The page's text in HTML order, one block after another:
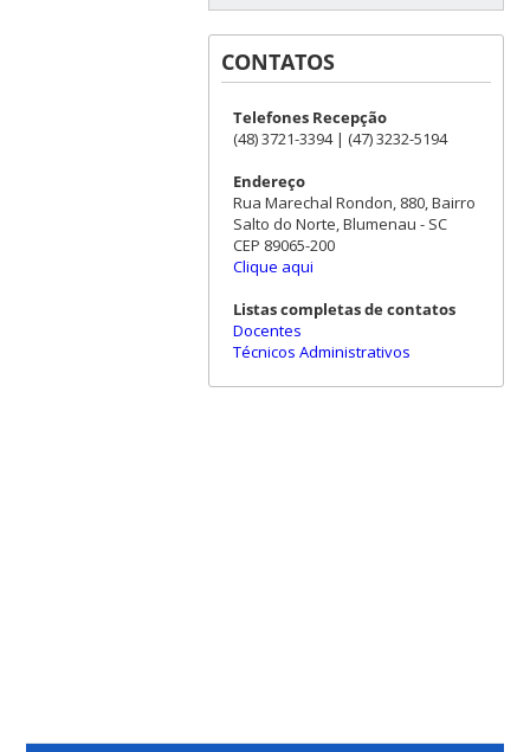
CONTATOS
Telefones Recepção
(48) 3721-3394 | (47) 3232-5194
Endereço
Rua Marechal Rondon, 880, Bairro
Salto do Norte, Blumenau - SC
CEP 89065-200
Clique aqui
Listas completas de contatos
Docentes
Técnicos Administrativos